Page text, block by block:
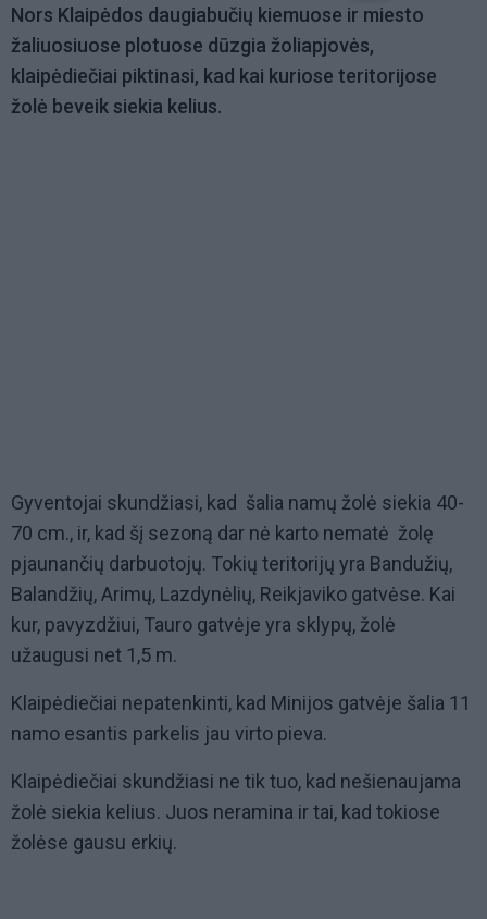
Nors Klaipėdos daugiabučių kiemuose ir miesto
žaliuosiuose plotuose dūzgia žoliapjovės,
klaipėdiečiai piktinasi, kad kai kuriose teritorijose
žolė beveik siekia kelius.
Gyventojai skundžiasi, kad šalia namų žolė siekia 40-
70 cm., ir, kad šį sezoną dar nė karto nematė žolę
pjaunančių darbuotojų. Tokių teritorijų yra Bandužių,
Balandžių, Arimų, Lazdynėlių, Reikjaviko gatvėse. Kai
kur, pavyzdžiui, Tauro gatvėje yra sklypų, žolė
užaugusi net 1,5 m.
Klaipėdiečiai nepatenkinti, kad Minijos gatvėje šalia 11
namo esantis parkelis jau virto pieva.
Klaipėdiečiai skundžiasi ne tik tuo, kad nešienaujama
žolė siekia kelius. Juos neramina ir tai, kad tokiose
žolėse gausu erkių.